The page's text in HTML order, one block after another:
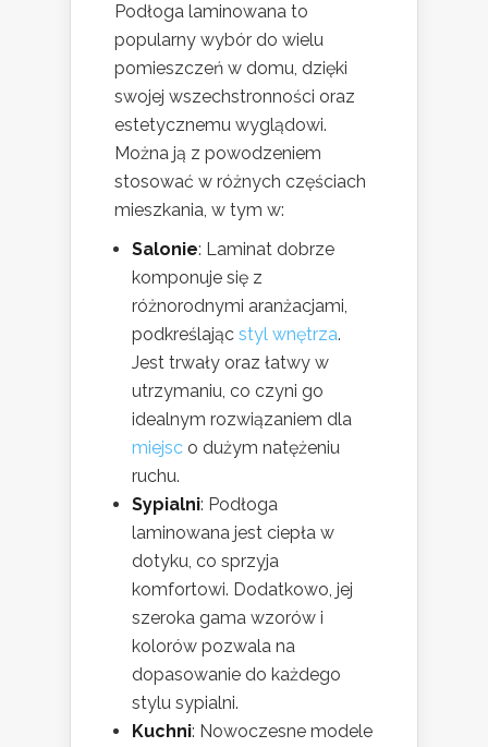
Podłoga laminowana to
popularny wybór do wielu
pomieszczeń w domu, dzięki
swojej wszechstronności oraz
estetycznemu wyglądowi.
Można ją z powodzeniem
stosować w różnych częściach
mieszkania, w tym w:
Salonie: Laminat dobrze
komponuje się z
różnorodnymi aranżacjami,
podkreślając styl wnętrza.
Jest trwały oraz łatwy w
utrzymaniu, co czyni go
idealnym rozwiązaniem dla
miejsc o dużym natężeniu
ruchu.
Sypialni: Podłoga
laminowana jest ciepła w
dotyku, co sprzyja
komfortowi. Dodatkowo, jej
szeroka gama wzorów i
kolorów pozwala na
dopasowanie do każdego
stylu sypialni.
Kuchni: Nowoczesne modele